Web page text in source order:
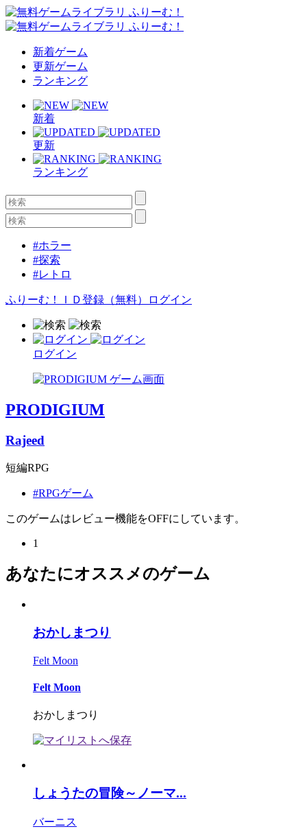
新着ゲーム
更新ゲーム
ランキング
新着
更新
ランキング
#ホラー
#探索
#レトロ
ふりーむ！ＩＤ登録（無料） ログイン
ログイン
PRODIGIUM
Rajeed
短編RPG
#RPGゲーム
このゲームはレビュー機能をOFFにしています。
1
あなたにオススメのゲーム
おかしまつり
Felt Moon
Felt Moon
おかしまつり
しょうたの冒険～ノーマ...
バーニス